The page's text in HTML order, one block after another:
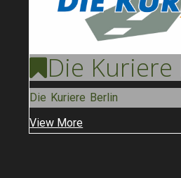
Die Kuriere
Die Kuriere Berlin
View More